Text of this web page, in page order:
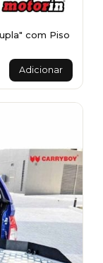
com Piso
Adicionar